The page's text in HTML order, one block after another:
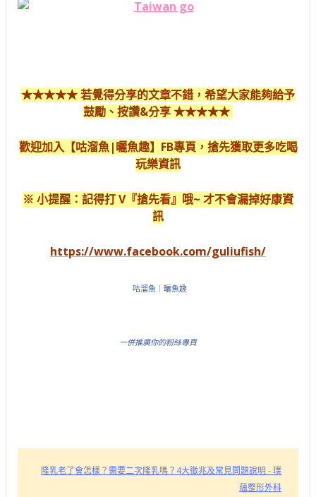
★★★★★ 若覺得分享的文章不錯，希望大家能夠給予
鼓勵、按讚&分享 ★★★★★
歡迎加入【咕溜魚|曬魚趣】FB專頁，搶先獲取更多吃喝
玩樂資訊
※ 小提醒：記得打 V『搶先看』哦~ 才不會漏掉好康資
訊
https://www.facebook.com/guliufish/
咕溜魚｜曬魚趣
一併推廣你的粉絲專頁
隆乳老了會怎樣？需要二次隆乳嗎？4大徵兆及常見問題說明 - 璞
蘊整形外科